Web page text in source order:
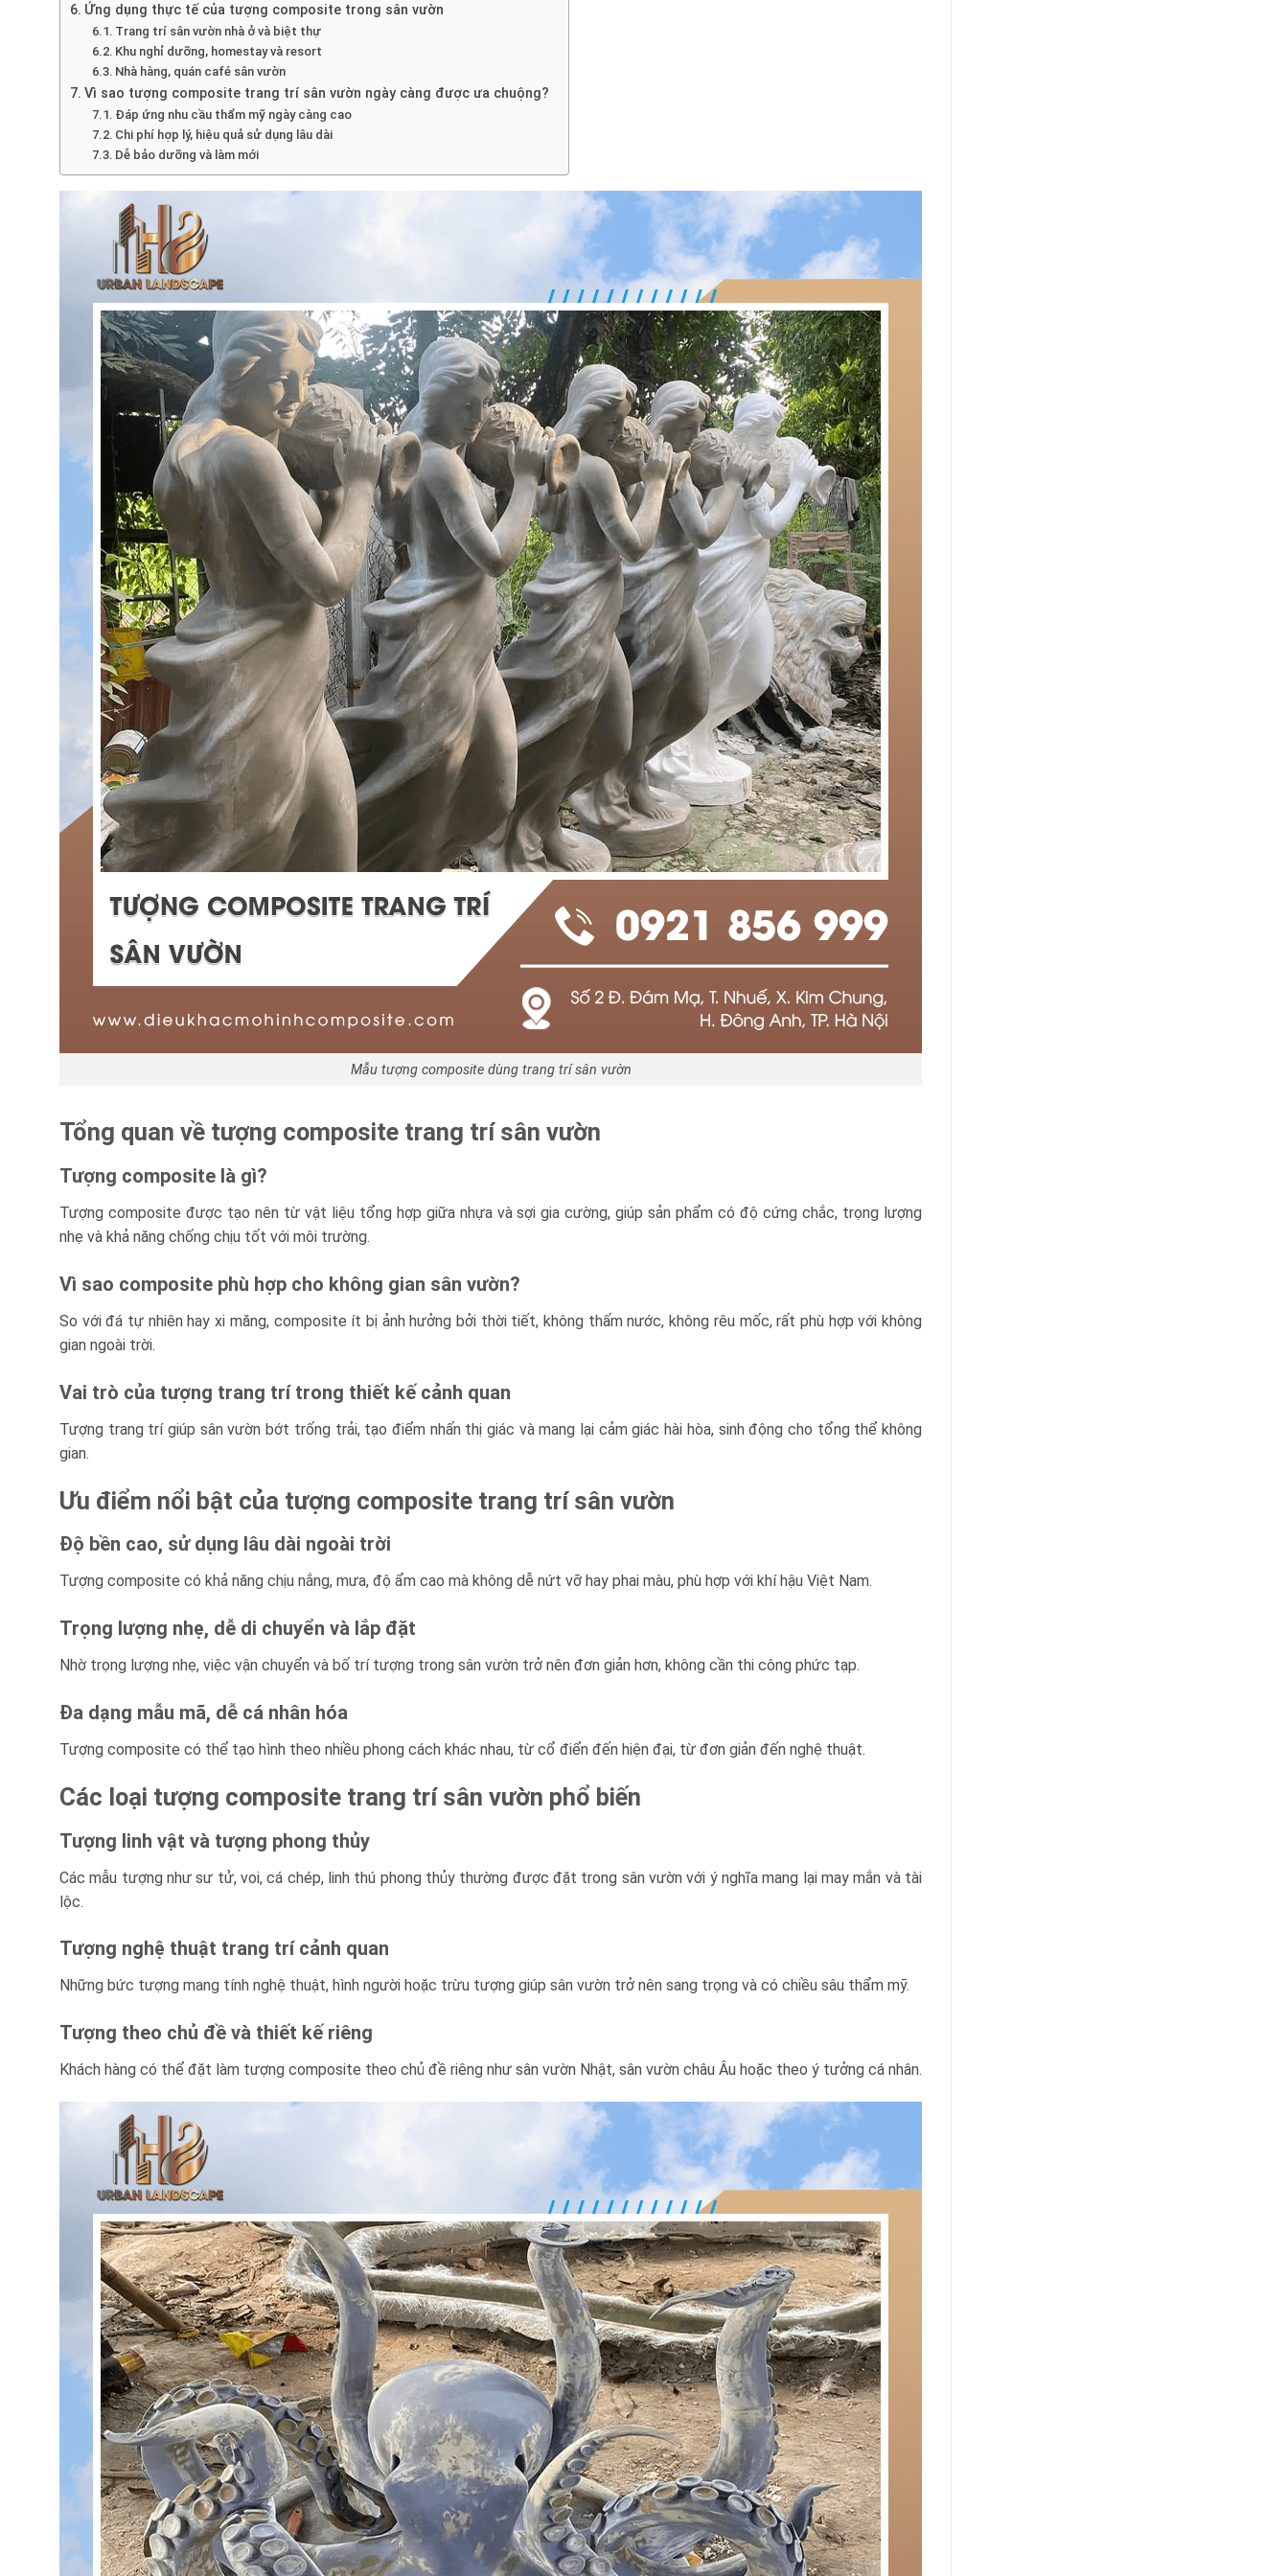
Ứng dụng thực tế của tượng composite trong sân vườn
Trang trí sân vườn nhà ở và biệt thự
Khu nghỉ dưỡng, homestay và resort
Nhà hàng, quán café sân vườn
Vì sao tượng composite trang trí sân vườn ngày càng được ưa chuộng?
Đáp ứng nhu cầu thẩm mỹ ngày càng cao
Chi phí hợp lý, hiệu quả sử dụng lâu dài
Dễ bảo dưỡng và làm mới
Mẫu tượng composite dùng trang trí sân vườn
Tổng quan về tượng composite trang trí sân vườn
Tượng composite là gì?
Tượng composite được tạo nên từ vật liệu tổng hợp giữa nhựa và sợi gia cường, giúp sản phẩm có độ cứng chắc, trọng lượng
nhẹ và khả năng chống chịu tốt với môi trường.
Vì sao composite phù hợp cho không gian sân vườn?
So với đá tự nhiên hay xi măng, composite ít bị ảnh hưởng bởi thời tiết, không thấm nước, không rêu mốc, rất phù hợp với không
gian ngoài trời.
Vai trò của tượng trang trí trong thiết kế cảnh quan
Tượng trang trí giúp sân vườn bớt trống trải, tạo điểm nhấn thị giác và mang lại cảm giác hài hòa, sinh động cho tổng thể không
gian.
Ưu điểm nổi bật của tượng composite trang trí sân vườn
Độ bền cao, sử dụng lâu dài ngoài trời
Tượng composite có khả năng chịu nắng, mưa, độ ẩm cao mà không dễ nứt vỡ hay phai màu, phù hợp với khí hậu Việt Nam.
Trọng lượng nhẹ, dễ di chuyển và lắp đặt
Nhờ trọng lượng nhẹ, việc vận chuyển và bố trí tượng trong sân vườn trở nên đơn giản hơn, không cần thi công phức tạp.
Đa dạng mẫu mã, dễ cá nhân hóa
Tượng composite có thể tạo hình theo nhiều phong cách khác nhau, từ cổ điển đến hiện đại, từ đơn giản đến nghệ thuật.
Các loại tượng composite trang trí sân vườn phổ biến
Tượng linh vật và tượng phong thủy
Các mẫu tượng như sư tử, voi, cá chép, linh thú phong thủy thường được đặt trong sân vườn với ý nghĩa mang lại may mắn và tài
lộc.
Tượng nghệ thuật trang trí cảnh quan
Những bức tượng mang tính nghệ thuật, hình người hoặc trừu tượng giúp sân vườn trở nên sang trọng và có chiều sâu thẩm mỹ.
Tượng theo chủ đề và thiết kế riêng
Khách hàng có thể đặt làm tượng composite theo chủ đề riêng như sân vườn Nhật, sân vườn châu Âu hoặc theo ý tưởng cá nhân.